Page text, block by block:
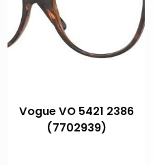
Vogue VO 5421 2386
(7702939)